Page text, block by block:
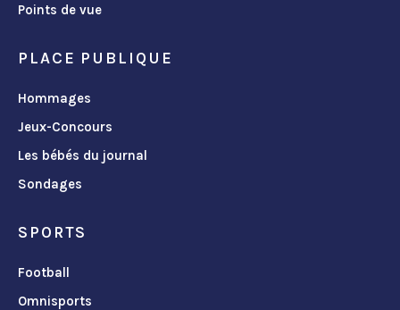
Points de vue
PLACE PUBLIQUE
Hommages
Jeux-Concours
Les bébés du journal
Sondages
SPORTS
Football
Omnisports